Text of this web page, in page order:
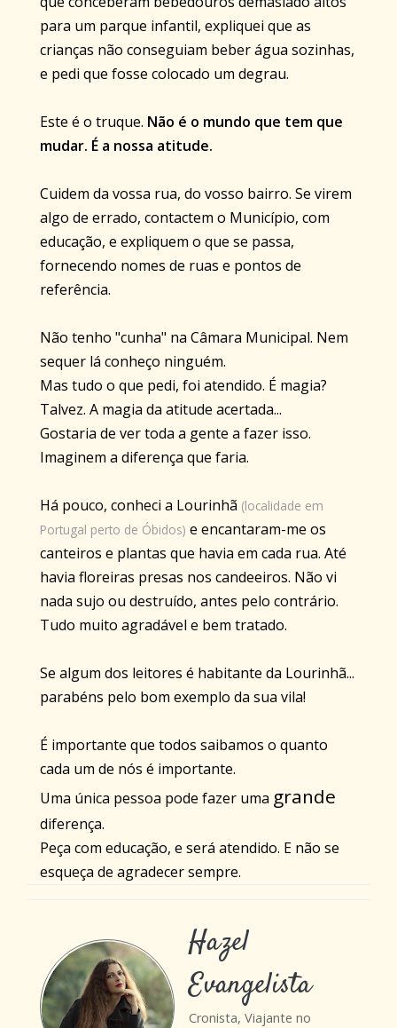
para um parque infantil, expliquei que as
crianças não conseguiam beber água sozinhas,
e pedi que fosse colocado um degrau.
Este é o truque. Não é o mundo que tem que
mudar. É a nossa atitude.
Cuidem da vossa rua, do vosso bairro. Se virem
algo de errado, contactem o Município, com
educação, e expliquem o que se passa,
fornecendo nomes de ruas e pontos de
referência.
Não tenho "cunha" na Câmara Municipal. Nem
sequer lá conheço ninguém.
Mas tudo o que pedi, foi atendido. É magia?
Talvez. A magia da atitude acertada...
Gostaria de ver toda a gente a fazer isso.
Imaginem a diferença que faria.
Há pouco, conheci a Lourinhã (localidade em
Portugal perto de Óbidos) e encantaram-me os
canteiros e plantas que havia em cada rua. Até
havia floreiras presas nos candeeiros. Não vi
nada sujo ou destruído, antes pelo contrário.
Tudo muito agradável e bem tratado.
Se algum dos leitores é habitante da Lourinhã...
parabéns pelo bom exemplo da sua vila!
É importante que todos saibamos o quanto
cada um de nós é importante.
Uma única pessoa pode fazer uma grande
diferença.
Peça com educação, e será atendido. E não se
esqueça de agradecer sempre.
Hazel
Evangelista
Cronista, Viajante no